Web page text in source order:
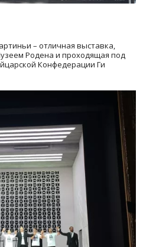
– отличная выставка,
Родена и проходящая под
Конфедерации Ги